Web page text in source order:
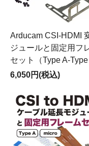
Arducam CSI-HDMI
ジュールと固定用フ
セット（Type A-Type
6,050円(税込)